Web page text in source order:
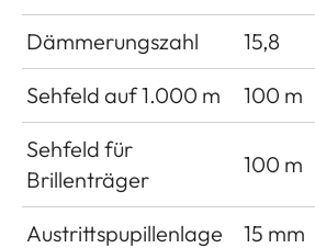
Dämmerungszahl
15,8
Sehfeld auf 1.000 m
100 m
Sehfeld für
Brillenträger
100 m
Austrittspupillenlage
15 mm